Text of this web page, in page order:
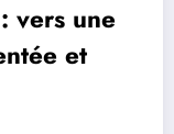
vers une
et